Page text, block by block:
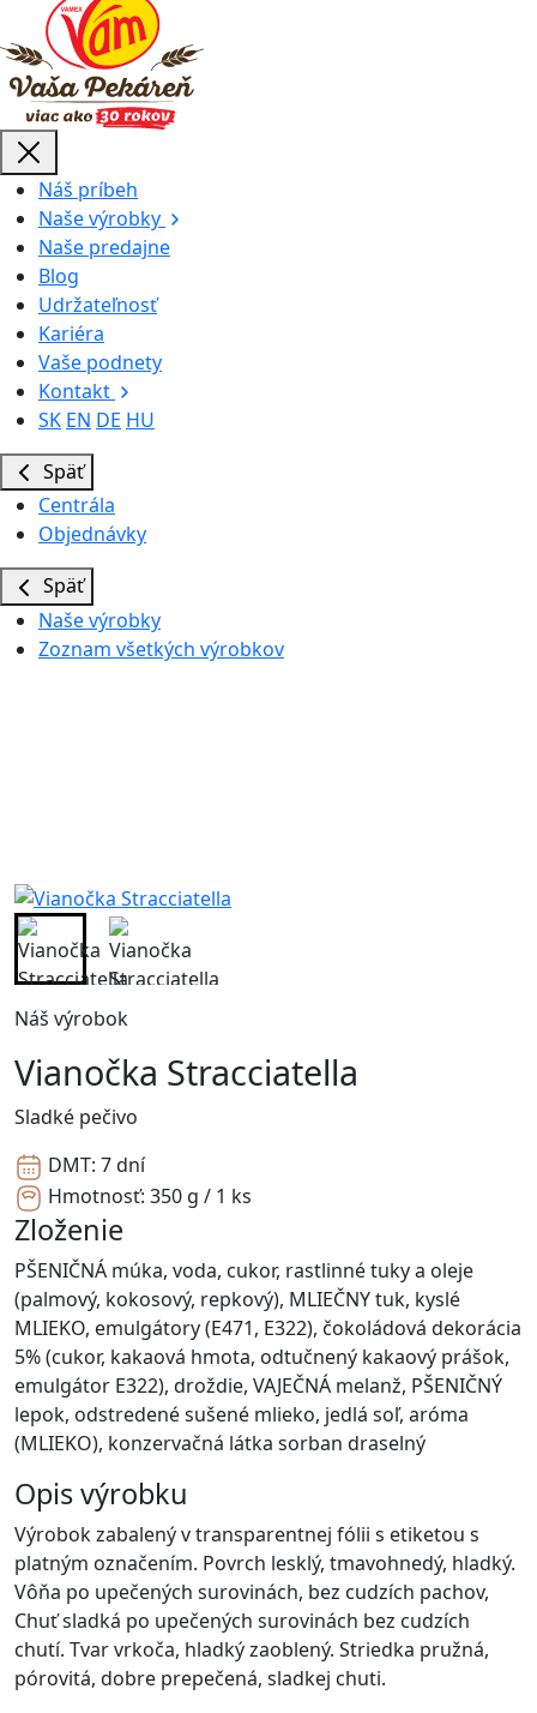
Náš príbeh
Naše výrobky
Naše predajne
Blog
Udržateľnosť
Kariéra
Vaše podnety
Kontakt
SK EN DE HU
Späť
Centrála
Objednávky
Späť
Naše výrobky
Zoznam všetkých výrobkov
Náš výrobok
Vianočka Stracciatella
Sladké pečivo
DMT: 7 dní
Hmotnosť: 350 g / 1 ks
Zloženie
PŠENIČNÁ múka, voda, cukor, rastlinné tuky a oleje
(palmový, kokosový, repkový), MLIEČNY tuk, kyslé
MLIEKO, emulgátory (E471, E322), čokoládová dekorácia
5% (cukor, kakaová hmota, odtučnený kakaový prášok,
emulgátor E322), droždie, VAJEČNÁ melanž, PŠENIČNÝ
lepok, odstredené sušené mlieko, jedlá soľ, aróma
(MLIEKO), konzervačná látka sorban draselný
Opis výrobku
Výrobok zabalený v transparentnej fólii s etiketou s
platným označením. Povrch lesklý, tmavohnedý, hladký.
Vôňa po upečených surovinách, bez cudzích pachov,
Chuť sladká po upečených surovinách bez cudzích
chutí. Tvar vrkoča, hladký zaoblený. Striedka pružná,
pórovitá, dobre prepečená, sladkej chuti.